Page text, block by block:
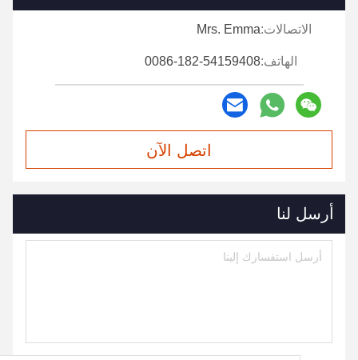
الاتصالات:Mrs. Emma
الهاتف:0086-182-54159408
اتصل الآن
أرسل لنا